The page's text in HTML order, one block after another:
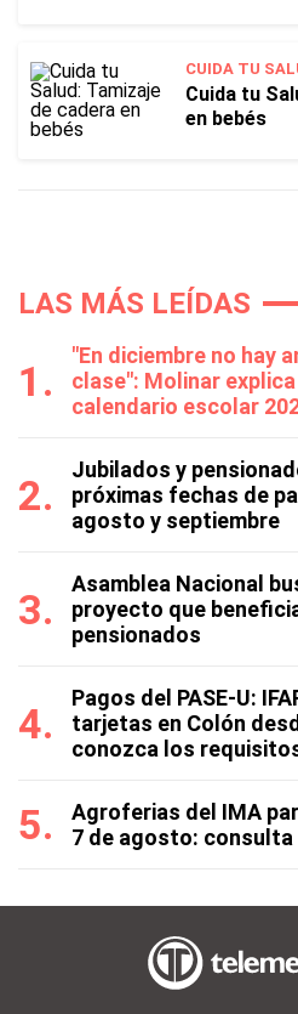
CUIDA TU
Cuida tu
en bebés
LAS MÁS LEÍDAS
"En diciembre no hay
clase": Molinar explica
calendario escolar
Jubilados y
próximas fechas de
agosto y septiembre
Asamblea Nacional
proyecto que
pensionados
Pagos del PASE-U:
tarjetas en Colón
conozca los
Agroferias del IMA
7 de agosto: